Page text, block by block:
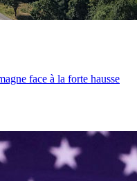
face à la forte hausse